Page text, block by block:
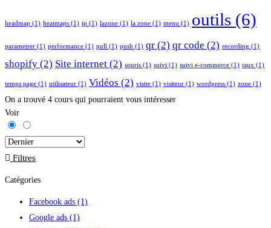
headmap (1) heatmaps (1) ip (1) lazone (1) la zone (1) menu (1) outils (6)
parametrer (1) performance (1) pull (1) push (1) qr (2) qr code (2) recording (1)
shopify (2) Site internet (2) souris (1) suivi (1) suivi e-commerce (1) taux (1)
temps page (1) utilisateur (1) Vidéos (2) visite (1) visiteur (1) wordpress (1) zone (1)
On a trouvé 4 cours qui pourraient vous intéresser
Voir
Filtres
Catégories
Facebook ads (1)
Google ads (1)